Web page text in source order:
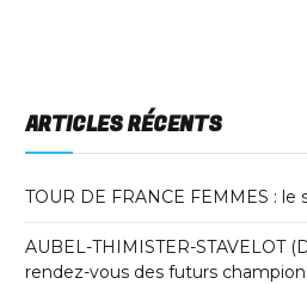
ARTICLES RÉCENTS
TOUR DE FRANCE FEMMES :
AUBEL-THIMISTER-STAVELOT
rendez-vous des futurs